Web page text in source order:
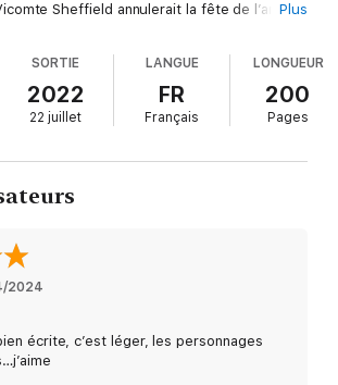
Sheffield annulerait la fête de l’année
le lieu où devait se tenir le bal de Noël
le seigneur Bénédict Sheffield a bien
pour passer des vacances de détente,
de Dame Amelia, il se retrouve dans les
la cravate... et éperdument amoureux.
rentrent des combats pour retrouver la
de la Régence anglaise.
Plus
SORTIE
2022
22 juillet
LANGUE
FR
Français
LONGUEUR
200
Pages
2024
écrite, c’est léger, les personnages